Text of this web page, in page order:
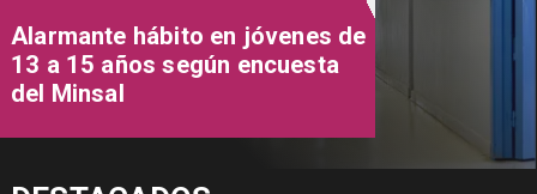
Alarmante hábito en jóvenes de
13 a 15 años según encuesta
del Minsal